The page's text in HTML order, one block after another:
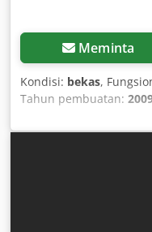
Meminta
Kondisi: bekas,
Tahun pembuatan:
bahan bakar:diesel,